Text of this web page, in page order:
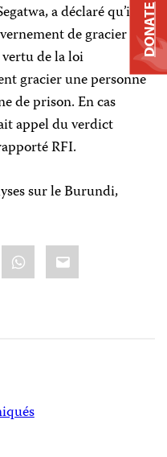
a déclaré qu’il
de gracier le
de la loi
gracier une personne
de prison. En cas
appel du verdict
RFI.
sur le Burundi,
WhatsApp
Email
DONATE